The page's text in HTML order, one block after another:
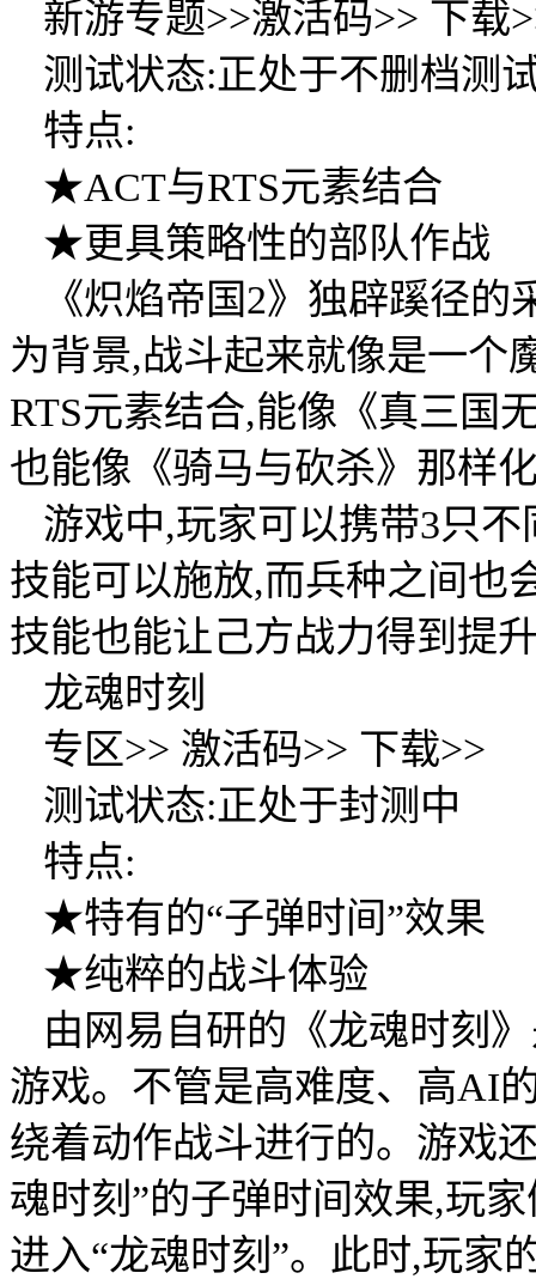
新游专题>>激活码>> 下载
测试状态:正处于不删档测
特点:
★ACT与RTS元素结合
★更具策略性的部队作战
《炽焰帝国2》独辟蹊径
为背景,战斗起来就像是一个
RTS元素结合,能像《真三国
也能像《骑马与砍杀》那样
游戏中,玩家可以携带3只
技能可以施放,而兵种之间也
技能也能让己方战力得到提
龙魂时刻
专区>> 激活码>> 下载>>
测试状态:正处于封测中
特点:
★特有的“子弹时间”效果
★纯粹的战斗体验
由网易自研的《龙魂时刻
游戏。不管是高难度、高AI
绕着动作战斗进行的。游戏
魂时刻”的子弹时间效果,玩
进入“龙魂时刻”。此时,玩家